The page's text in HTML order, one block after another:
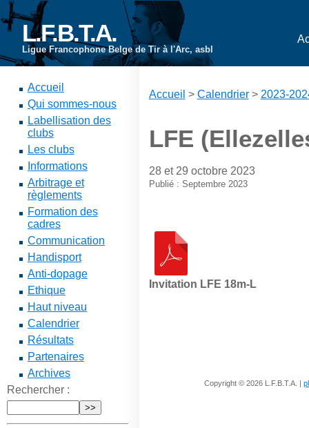
L.F.B.T.A.
Ligue Francophone Belge de Tir à l'Arc, asbl
Accueil
Qui sommes-nous
Labellisation des
clubs
Les clubs
Informations
Arbitrage et
règlements
Formation des
cadres
Communication
Handisport
Anti-dopage
Ethique
Haut niveau
Calendrier
Résultats
Partenaires
Archives
Rechercher :
Accueil > Calendrier> 2023-
LFE
28 et 29 octobre 2023
Publié : Septembre 2023
Invitation LFE 18m-L
Copyright © 2026 L.F.B.T.A. |